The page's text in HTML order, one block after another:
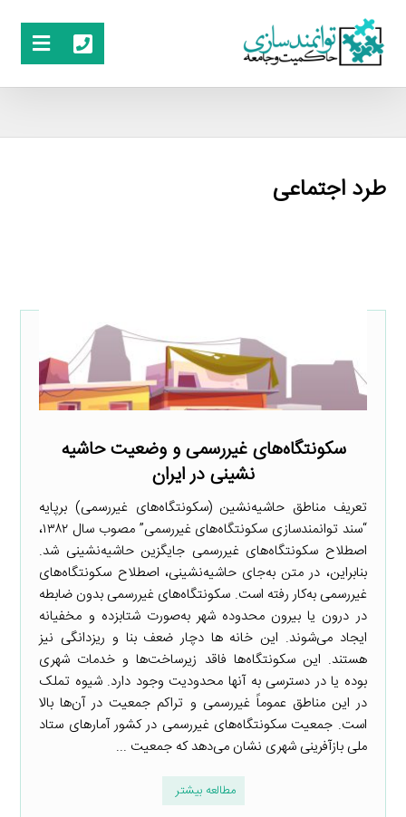
طرد اجتماعی
سکونتگاه‌های غیررسمی و وضعیت حاشیه‌
نشینی در ایران
تعریف مناطق حاشیه‌نشین (سکونتگاه‌های غیررسمی) برپایه
“سند توانمندسازی سکونتگاه‌های غیررسمی” مصوب سال ۱۳۸۲،
اصطلاح سکونتگاه‌های غیررسمی جایگزین حاشیه‌نشینی شد.
بنابراین، در متن به‌جای حاشیه‌نشینی، اصطلاح سکونتگاه‌های
غیررسمی به‌کار رفته است. سکونتگاه‌های غیررسمی بدون ضابطه
در درون یا بیرون محدوده شهر به‌صورت شتابزده و مخفیانه
ایجاد می‌شوند. این خانه ها دچار ضعف بنا و ریزدانگی نیز
هستند. این سکونتگاه‌ها فاقد زیرساخت‌ها و خدمات شهری
بوده یا در دسترسی به آنها محدودیت وجود دارد. شیوه تملک
در این مناطق عموماً غیررسمی و تراکم جمعیت در آن‌ها بالا
است. جمعیت سکونتگاه‌های غیررسمی در کشور آمارهای ستاد
ملی بازآفرینی شهری نشان می‌دهد که جمعیت ...
مطالعه بیشتر